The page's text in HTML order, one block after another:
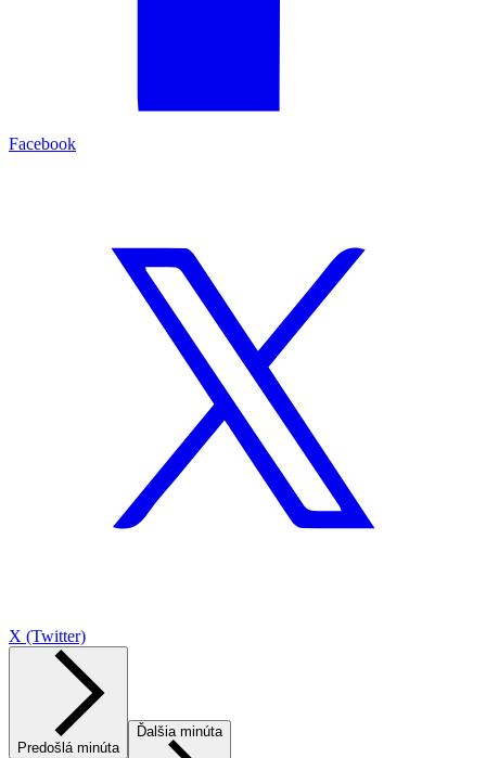
Facebook
X (Twitter)
Predošlá minúta
Ďalšia minúta